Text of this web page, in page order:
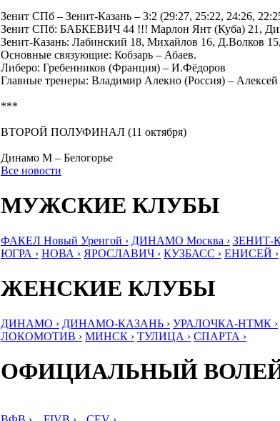
Зенит СПб – Зенит-Казань – 3:2 (29:27, 25:22, 24:26,
Зенит СПб: БАБКЕВИЧ 44 !!! Марлон Янт (Куба) 21,
Зенит-Казань: Лабинский 18, Михайлов 16, Д.Волков
Основные связующие: Кобзарь – Абаев.
Либеро: Гребенников (Франция) – И.Фёдоров
Главные тренеры: Владимир Алекно (Россия) –
***
ВТОРОЙ ПОЛУФИНАЛ (11 октября)
Динамо М – Белогорье
Все новости
МУЖСКИЕ КЛУБЫ
ФАКЕЛ Новый Уренгой › ДИНАМО Москва › ЗЕНИТ-
ЮГРА › НОВА › ЯРОСЛАВИЧ › КУЗБАСС › ЕНИСЕЙ ›
ЖЕНСКИЕ КЛУБЫ
ДИНАМО › ДИНАМО-КАЗАНЬ › УРАЛОЧКА-НТМК ›
ЛОКОМОТИВ › МИНСК › ТУЛИЦА › СПАРТА ›
ОФИЦИАЛЬНЫЙ